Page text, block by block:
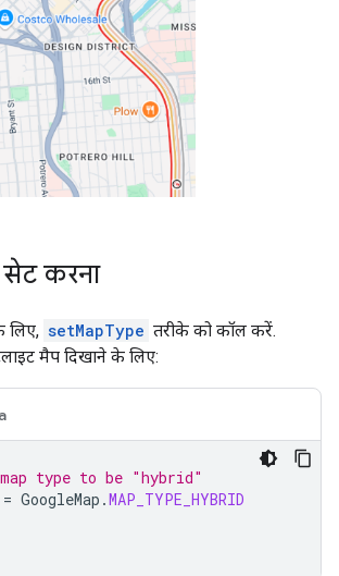
करना
लिए, setMapType तरीके को कॉल करें.
मैप दिखाने के लिए:
type to be "hybrid"
= GoogleMap .MAP_TYPE_HYBRID